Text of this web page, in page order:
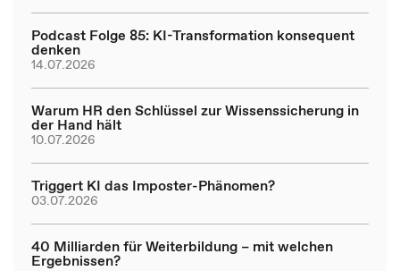
Podcast Folge 85: KI-Transformation konsequent
denken
14.07.2026
Warum HR den Schlüssel zur Wissenssicherung in
der Hand hält
10.07.2026
Triggert KI das Imposter-Phänomen?
03.07.2026
40 Milliarden für Weiterbildung – mit welchen
Ergebnissen?